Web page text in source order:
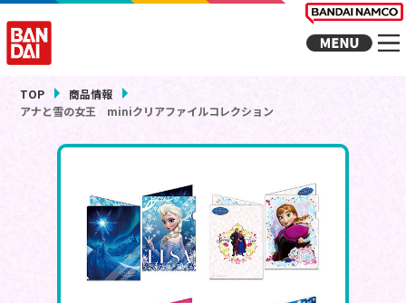
TOP
商品情報
アナと雪の女王 miniクリアファイルコレクション